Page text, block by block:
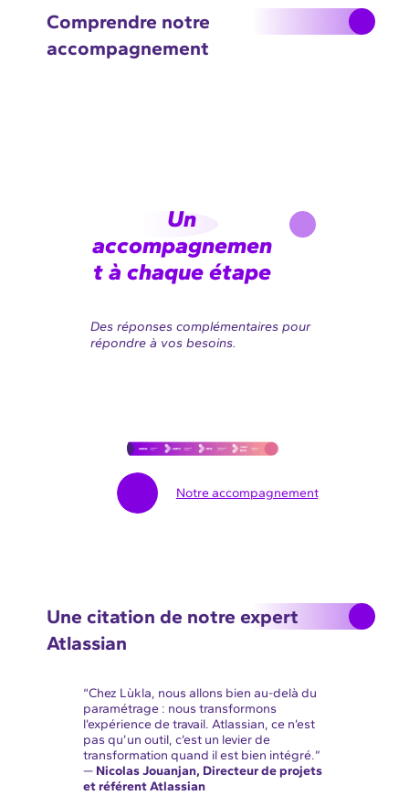
Comprendre notre
accompagnement
Un
accompagnemen
t à chaque étape
Des réponses complémentaires pour
répondre à vos besoins.
Notre accompagnement
Une citation de notre expert
Atlassian
“Chez Lùkla, nous allons bien au-delà du
paramétrage : nous transformons
l’expérience de travail. Atlassian, ce n’est
pas qu’un outil, c’est un levier de
transformation quand il est bien intégré.”
— Nicolas Jouanjan, Directeur de projets
et référent Atlassian